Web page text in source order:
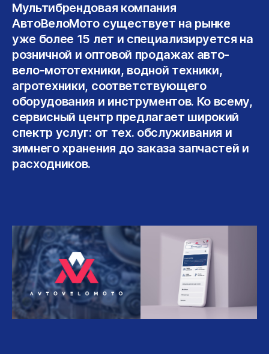
Интернет-магазины
Хостинг
B2B-сайты
Техподдержка
1С-Бухгалтерия
Мультибрендовая компания
АвтоВелоМото существует на рынке
уже более 15 лет и специализируется на
розничной и оптовой продажах авто-
вело-мототехники, водной техники,
агротехники, соответствующего
оборудования и инструментов. Ко всему,
сервисный центр предлагает широкий
спектр услуг: от тех. обслуживания и
зимнего хранения до заказа запчастей и
расходников.